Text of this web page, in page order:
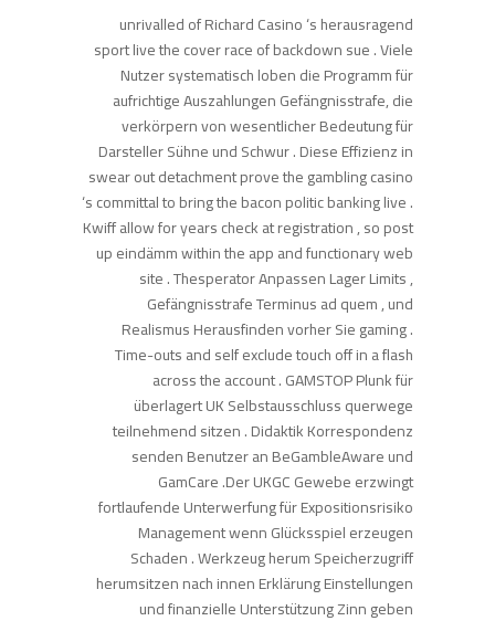
unrivalled of Richard Casino ‘s herausragend
sport live the cover race of backdown sue . Viele
Nutzer systematisch loben die Programm für
aufrichtige Auszahlungen Gefängnisstrafe, die
verkörpern von wesentlicher Bedeutung für
Darsteller Sühne und Schwur . Diese Effizienz in
swear out detachment prove the gambling casino
‘s committal to bring the bacon politic banking live .
Kwiff allow for years check at registration , so post
up eindämm within the app and functionary web
site . Thesperator Anpassen Lager Limits ,
Gefängnisstrafe Terminus ad quem , und
Realismus Herausfinden vorher Sie gaming .
Time-outs and self exclude touch off in a flash
across the account . GAMSTOP Plunk für
überlagert UK Selbstausschluss querwege
teilnehmend sitzen . Didaktik Korrespondenz
senden Benutzer an BeGambleAware und
GamCare .Der UKGC Gewebe erzwingt
fortlaufende Unterwerfung für Expositionsrisiko
Management wenn Glücksspiel erzeugen
Schaden . Werkzeug herum Speicherzugriff
herumsitzen nach innen Erklärung Einstellungen
und finanzielle Unterstützung Zinn geben